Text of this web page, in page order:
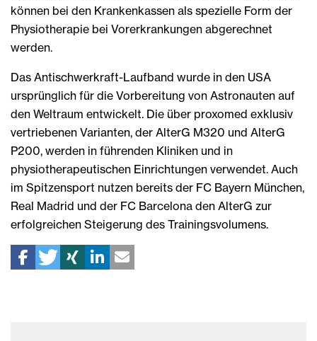
können bei den Krankenkassen als spezielle Form der
Physiotherapie bei Vorerkrankungen abgerechnet
werden.
Das Antischwerkraft-Laufband wurde in den USA
ursprünglich für die Vorbereitung von Astronauten auf
den Weltraum entwickelt. Die über proxomed exklusiv
vertriebenen Varianten, der AlterG M320 und AlterG
P200, werden in führenden Kliniken und in
physiotherapeutischen Einrichtungen verwendet. Auch
im Spitzensport nutzen bereits der FC Bayern München,
Real Madrid und der FC Barcelona den AlterG zur
erfolgreichen Steigerung des Trainingsvolumens.